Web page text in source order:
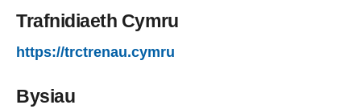
Trafnidiaeth Cymru
https://trctrenau.cymru
Bysiau